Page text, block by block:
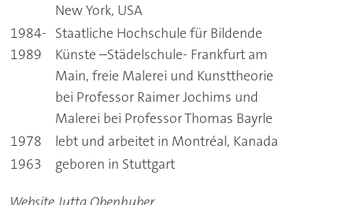
New York, USA
1984-
1989
Staatliche Hochschule für Bildende
Künste –Städelschule- Frankfurt am
Main, freie Malerei und Kunsttheorie
bei Professor Raimer Jochims und
Malerei bei Professor Thomas Bayrle
1978
lebt und arbeitet in Montréal, Kanada
1963
geboren in Stuttgart